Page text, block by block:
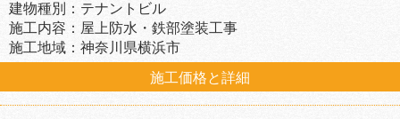
建物種別：テナントビル
施工内容：屋上防水・鉄部塗装工事
施工地域：神奈川県横浜市
施工価格と詳細